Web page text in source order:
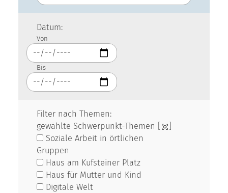
Datum:
Von
Bis
Filter nach Themen:
gewählte Schwerpunkt-Themen [
Soziale Arbeit in örtlichen
Gruppen
Haus am Kufsteiner Platz
Haus für Mutter und Kind
Digitale Welt